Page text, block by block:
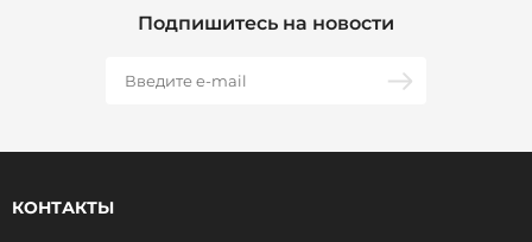
Подпишитесь на новости
КОНТАКТЫ